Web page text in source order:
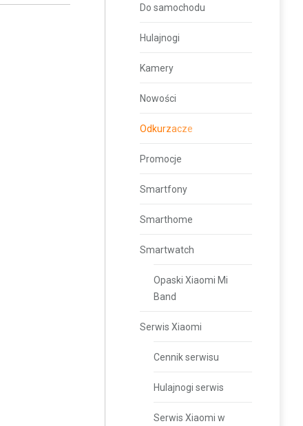
Do samochodu
Hulajnogi
Kamery
Nowości
Odkurzacze
Promocje
Smartfony
Smarthome
Smartwatch
Opaski Xiaomi Mi
Band
Serwis Xiaomi
Cennik serwisu
Hulajnogi serwis
Serwis Xiaomi w